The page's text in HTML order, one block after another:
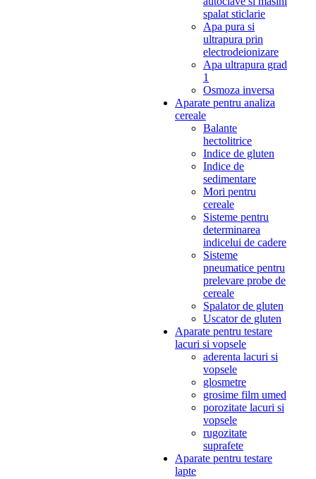
spalat sticlarie
Apa pura si
ultrapura prin
electrodeionizare
Apa ultrapura grad
1
Osmoza inversa
Aparate pentru analiza
cereale
Balante
hectolitrice
Indice de gluten
Indice de
sedimentare
Mori pentru
cereale
Sisteme pentru
determinarea
indicelui de cadere
Sisteme
pneumatice pentru
prelevare probe de
cereale
Spalator de gluten
Uscator de gluten
Aparate pentru testare
lacuri si vopsele
aderenta lacuri si
vopsele
glosmetre
grosime film umed
porozitate lacuri si
vopsele
rugozitate
suprafete
Aparate pentru testare
lapte